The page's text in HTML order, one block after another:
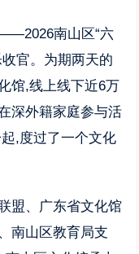
南山区“六
官。为期两天的
馆,线上线下近6万
深外籍家庭参与活
,度过了一个文化
、广东省文化馆
南山区教育局支